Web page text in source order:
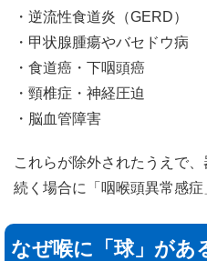
・逆流性食道炎（GERD）
・甲状腺腫瘍やバセドウ病
・食道癌・下咽頭癌
・頸椎症・神経圧迫
・脳血管障害
これらが除外されたうえで
続く場合に「咽喉頭異常感症
なぜ喉に「球」があ